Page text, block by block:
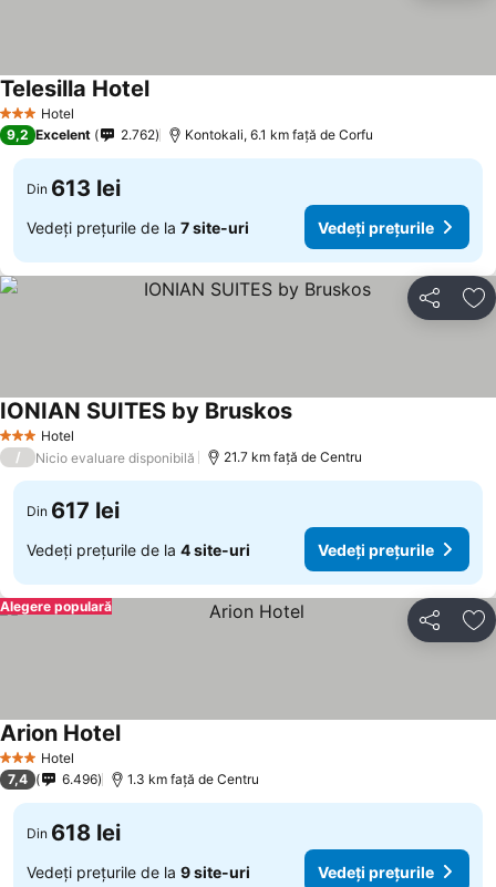
3 SteleHotel
Telesilla Hotel
9,2 Excelent 2.762 Kontokali, 6.1 km faţă de Corfu
Din 613 lei
Vedeți prețurile de la 7 site-uri Vedeți prețurile
Distribuiți
3 SteleHotel
IONIAN SUITES by Bruskos
/ Nicio evaluare disponibilă 21.7 km faţă de Centru
Din 617 lei
Vedeți prețurile de la 4 site-uri Vedeți prețurile
Distribuiți
Alegere populară
3 SteleHotel
Arion Hotel
7,4 6.496 1.3 km faţă de Centru
Din 618 lei
Vedeți prețurile de la 9 site-uri Vedeți prețurile